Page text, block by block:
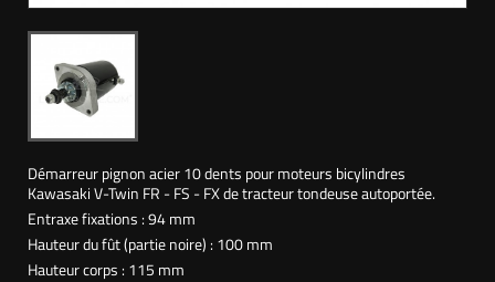
Démarreur pignon acier 10 dents pour moteurs bicylindres
Kawasaki V-Twin FR - FS - FX de tracteur tondeuse autoportée.
Entraxe fixations : 94 mm
Hauteur du fût (partie noire) : 100 mm
Hauteur corps : 115 mm